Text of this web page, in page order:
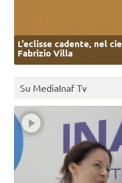
L’eclisse cadente, nel
Fabrizio Villa
Su MediaInaf Tv